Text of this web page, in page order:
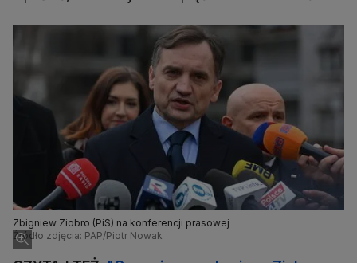
Zbigniew Ziobro (PiS) na konferencji prasowej
Źródło zdjęcia: PAP/Piotr Nowak